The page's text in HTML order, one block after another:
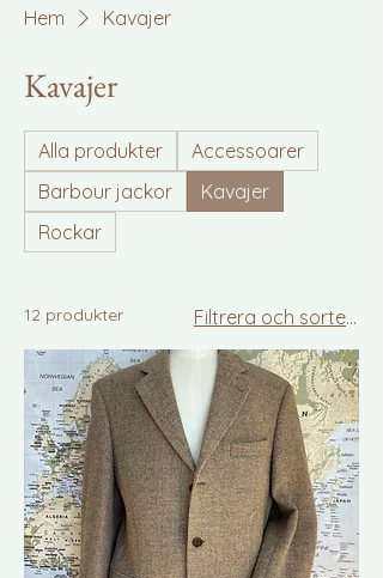
Hem Kavajer
Kavajer
Alla produkter
Accessoarer
Barbour jackor
Kavajer
Rockar
12 produkter Filtrera och sortera